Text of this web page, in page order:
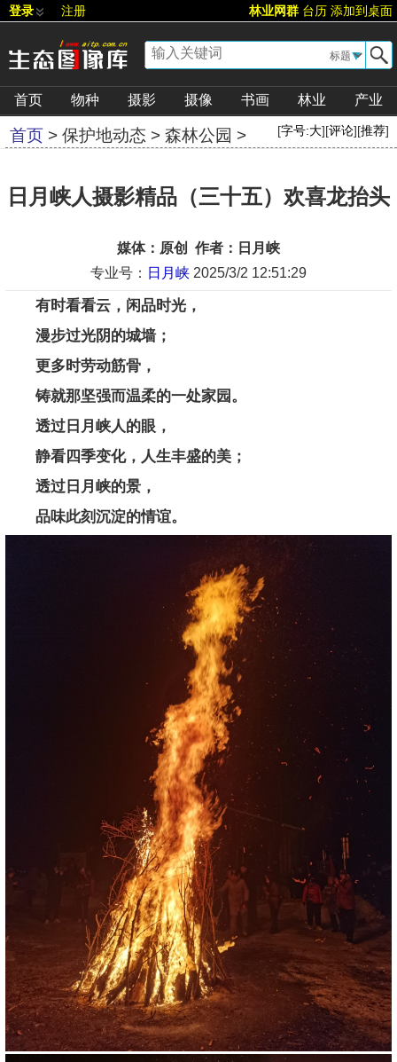
登录 注册 林业网群 台历 添加到桌面
▼
首页 物种 摄影 摄像 书画 林业 产业
首页 > 保护地动态 > 森林公园 > [字号:大][评论][推荐]
日月峡人摄影精品（三十五）欢喜龙抬头
媒体：原创 作者：日月峡
专业号： 日月峡 2025/3/2 12:51:29
有时看看云，闲品时光，
漫步过光阴的城墙；
更多时劳动筋骨，
铸就那坚强而温柔的一处家园。
透过日月峡人的眼，
静看四季变化，人生丰盛的美；
透过日月峡的景，
品味此刻沉淀的情谊。